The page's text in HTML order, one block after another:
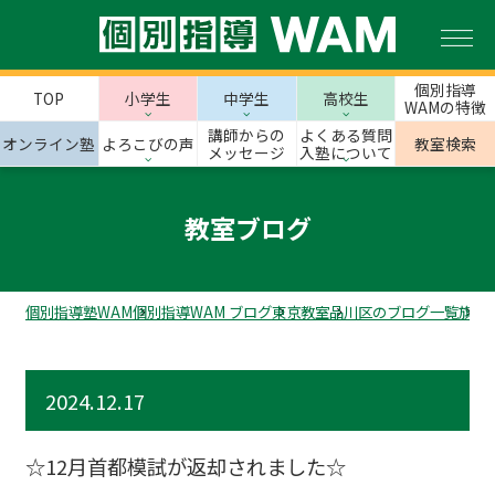
TOP 小学生 中学生 高校生
個別指導
WAMの特徴
オンライン塾 よろこびの声
講師からの
メッセージ
よくある質問
入塾について
教室検索
教室ブログ
個別指導塾WAM個別指導WAM ブログ東京教室品川区のブログ一覧旗の
2024.12.17
☆12月首都模試が返却されました☆